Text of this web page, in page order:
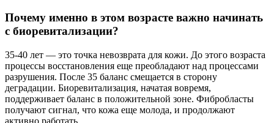
Почему именно в этом возрасте важно начинать
с биоревитализации?
35-40 лет — это точка невозврата для кожи. До этого возраста
процессы восстановления еще преобладают над процессами
разрушения. После 35 баланс смещается в сторону
деградации. Биоревитализация, начатая вовремя,
поддерживает баланс в положительной зоне. Фибробласты
получают сигнал, что кожа еще молода, и продолжают
активно работать.